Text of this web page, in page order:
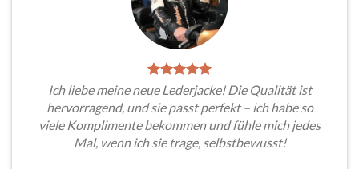
Ich liebe meine neue Lederjacke! Die Qualität ist
hervorragend, und sie passt perfekt – ich habe so
viele Komplimente bekommen und fühle mich jedes
Mal, wenn ich sie trage, selbstbewusst!